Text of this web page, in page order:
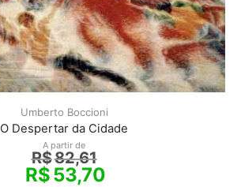
Umberto Boccioni
O Despertar da Cidade
A partir de
R$82,61
R$53,70